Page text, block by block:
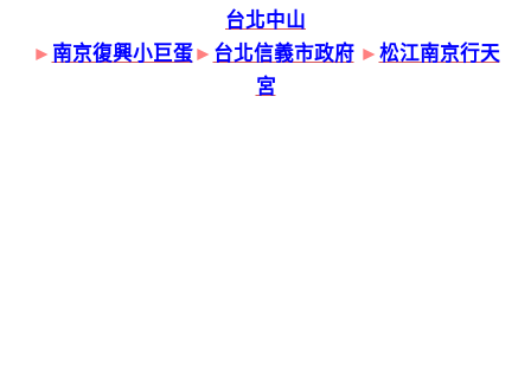
台北中山
► 南京復興小巨蛋► 台北信義市政府► 松江南京行天
宮